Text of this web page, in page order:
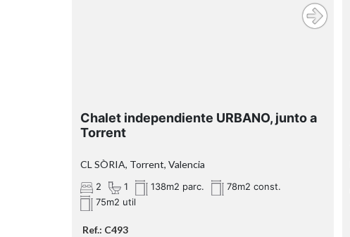
Chalet independiente URBANO, junto a
Torrent
CL SÒRIA, Torrent, Valencia
2 1 138m2 parc.
78m2 const.
75m2 util
Ref.: C493